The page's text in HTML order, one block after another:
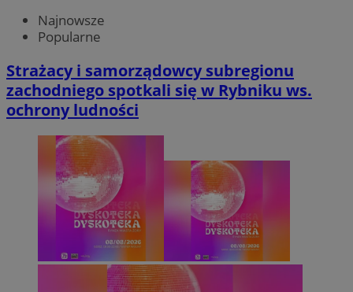
Najnowsze
Popularne
Strażacy i samorządowcy subregionu
zachodniego spotkali się w Rybniku ws.
ochrony ludności